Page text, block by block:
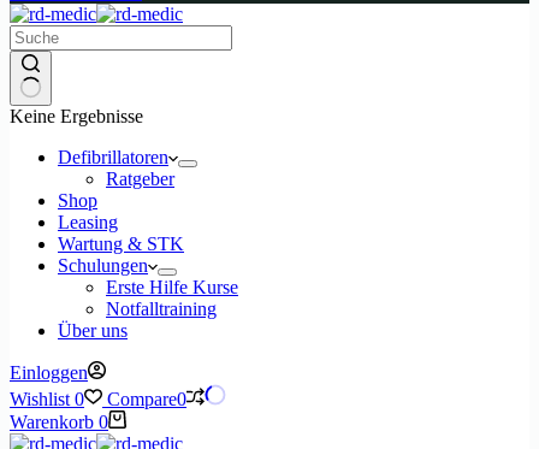
Keine Ergebnisse
Defibrillatoren
Ratgeber
Shop
Leasing
Wartung & STK
Schulungen
Erste Hilfe Kurse
Notfalltraining
Über uns
Einloggen
Wishlist 0 Compare0
Warenkorb 0